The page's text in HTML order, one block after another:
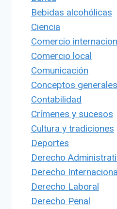
Bebidas alcohólicas
Ciencia
Comercio
Comercio local
Comunicación
Conceptos generales
Contabilidad
Crímenes y sucesos
Cultura y tradiciones
Deportes
Derecho
Derecho
Derecho Laboral
Derecho Penal